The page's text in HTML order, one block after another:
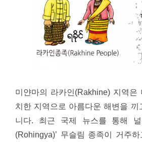
미얀마의 라카인(Rakhine) 지역은
치한 지역으로 아름다운 해변을
니다. 최근 국제 뉴스를 통해 널
(Rohingya)’ 무슬림 종족이 거주